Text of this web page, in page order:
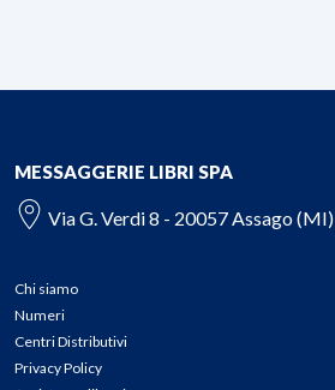
MESSAGGERIE LIBRI SPA
Via G. Verdi 8 - 20057 Assago (MI)
Chi siamo
Numeri
Centri Distributivi
Privacy Policy